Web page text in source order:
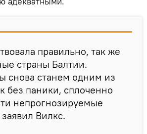
правильно, так же
страны Балтии.
снова станем одним из
без паники, сплоченно
непрогнозируемые
Вилкс.